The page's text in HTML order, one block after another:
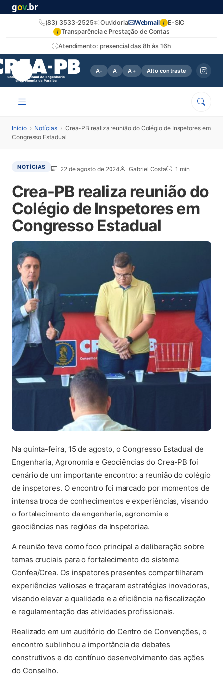
gov.br
Atendimento: presencial das 8h às 16h
(83) 3533-2525 Ouvidoria Webmail i E-SIC
i Transparência e Prestação de Contas
A- A A+ Alto contraste
Início › Notícias › Crea-PB realiza reunião do Colégio de Inspetores em
Congresso Estadual
NOTÍCIAS 22 de agosto de 2024 Gabriel Costa 1 min
Crea-PB realiza reunião do
Colégio de Inspetores em
Congresso Estadual
Na quinta-feira, 15 de agosto, o Congresso Estadual de
Engenharia, Agronomia e Geociências do Crea-PB foi
cenário de um importante encontro: a reunião do colégio
de inspetores. O encontro foi marcado por momentos de
intensa troca de conhecimentos e experiências, visando
o fortalecimento da engenharia, agronomia e
geociências nas regiões da Inspetoriaa.
A reunião teve como foco principal a deliberação sobre
temas cruciais para o fortalecimento do sistema
Confea/Crea. Os inspetores presentes compartilharam
experiências valiosas e traçaram estratégias inovadoras,
visando elevar a qualidade e a eficiência na fiscalização
e regulamentação das atividades profissionais.
Realizado em um auditório do Centro de Convenções, o
encontro sublinhou a importância de debates
construtivos e do contínuo desenvolvimento das ações
do Conselho.